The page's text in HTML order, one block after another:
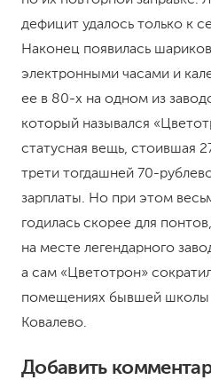
дефицит удалось только к
Наконец появилась
электронными часами и
ее в 80-х на одном из
который назывался
статусная вещь, стоившая
трети тогдашней 70-
зарплаты. Но при этом
годилась скорее для
на месте легендарного
а сам «Цветотрон»
помещениях бывшей школы
Ковалево.
Добавить